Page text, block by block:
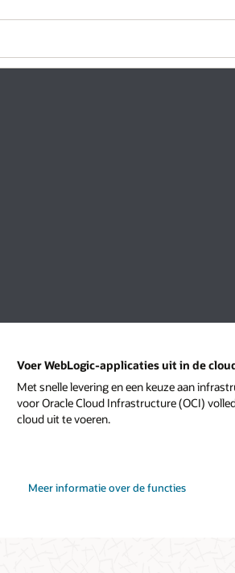
Voer WebLogic-applicaties uit in de
Met snelle levering en een keuze aan
voor Oracle Cloud Infrastructure (OCI)
cloud uit te voeren.
Meer informatie over de functies